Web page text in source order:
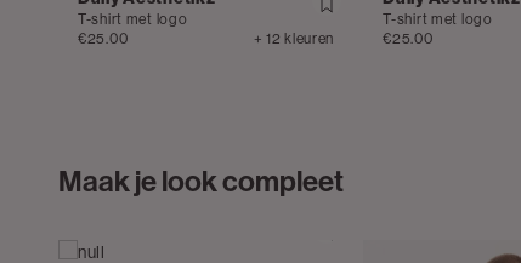
T-shirt met logo
€25.00
+ 12 kleuren
T-shirt met logo
€25.00
Maak je look compleet